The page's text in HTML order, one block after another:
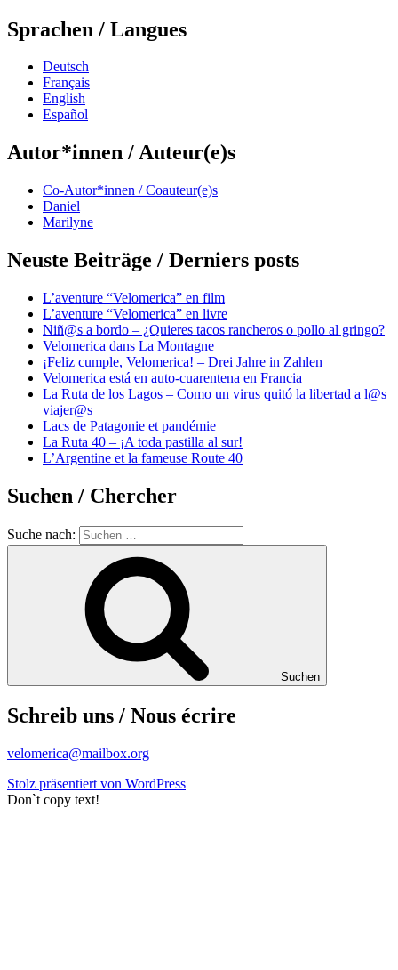
Sprachen / Langues
Deutsch
Français
English
Español
Autor*innen / Auteur(e)s
Co-Autor*innen / Coauteur(e)s
Daniel
Marilyne
Neuste Beiträge / Derniers posts
L’aventure “Velomerica” en film
L’aventure “Velomerica” en livre
Niñ@s a bordo – ¿Quieres tacos rancheros o pollo al gringo?
Velomerica dans La Montagne
¡Feliz cumple, Velomerica! – Drei Jahre in Zahlen
Velomerica está en auto-cuarentena en Francia
La Ruta de los Lagos – Como un virus quitó la libertad a l@s
viajer@s
Lacs de Patagonie et pandémie
La Ruta 40 – ¡A toda pastilla al sur!
L’Argentine et la fameuse Route 40
Suchen / Chercher
Suche nach:
Suchen
Schreib uns / Nous écrire
velomerica@mailbox.org
Stolz präsentiert von WordPress
Don`t copy text!